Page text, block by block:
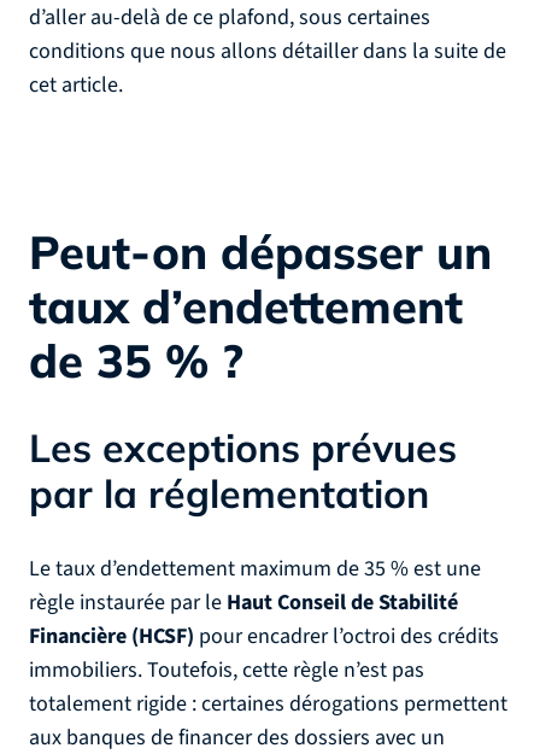
d’aller au-delà de ce plafond, sous certaines
conditions que nous allons détailler dans la suite de
cet article.
Peut-on dépasser un
taux d’endettement
de 35 % ?
Les exceptions prévues
par la réglementation
Le taux d’endettement maximum de 35 % est une
règle instaurée par le Haut Conseil de Stabilité
Financière (HCSF) pour encadrer l’octroi des crédits
immobiliers. Toutefois, cette règle n’est pas
totalement rigide : certaines dérogations permettent
aux banques de financer des dossiers avec un